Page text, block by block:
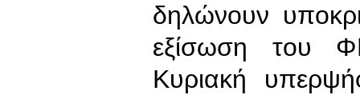
δηλώνουν
εξίσωση του
Κυριακή